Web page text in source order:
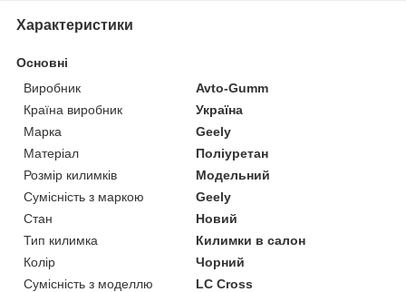
Характеристики
Основні
Виробник
Avto-Gumm
Країна виробник
Україна
Марка
Geely
Матеріал
Поліуретан
Розмір килимків
Модельний
Сумісність з маркою
Geely
Стан
Новий
Тип килимка
Килимки в салон
Колір
Чорний
Сумісність з моделлю
LC Cross